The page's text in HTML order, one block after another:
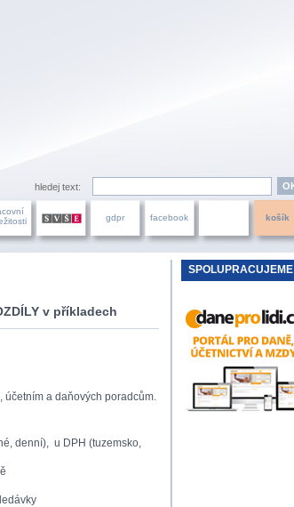
hledej text:
gdpr facebook košík
v příkladech
účetním a daňových poradcům.
denní), u DPH (tuzemsko,
SPOLUPRACUJEME